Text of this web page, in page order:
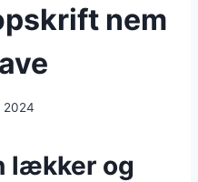
nem
2024
lækker og